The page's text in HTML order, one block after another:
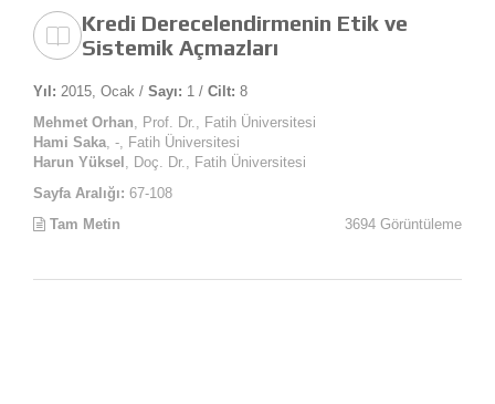
Kredi Derecelendirmenin Etik ve
Sistemik Açmazları
Yıl: 2015, Ocak / Sayı: 1 / Cilt: 8
Mehmet Orhan , Prof. Dr., Fatih Üniversitesi
Hami Saka , -, Fatih Üniversitesi
Harun Yüksel , Doç. Dr., Fatih Üniversitesi
Sayfa Aralığı: 67-108
Tam Metin
3694 Görüntüleme